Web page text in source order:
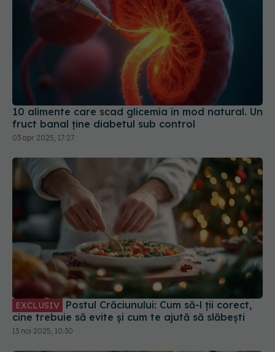
10 alimente care scad glicemia în mod natural. Un
fruct banal ține diabetul sub control
03 apr 2025, 17:27
EXCLUSIV Postul Crăciunului: Cum să-l ții corect,
cine trebuie să evite și cum te ajută să slăbești
13 noi 2025, 10:30